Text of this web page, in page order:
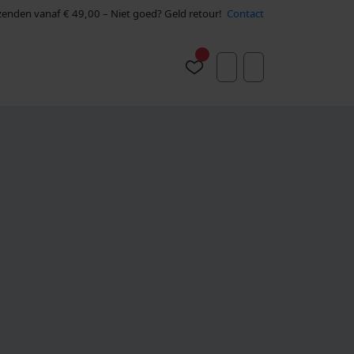
vanaf € 49,00 – Niet goed? Geld retour! Contact
Account
Cart